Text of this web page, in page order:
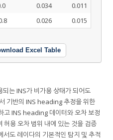
0.034
0.011
0.026 0.015
Excel Table
는 INS가 비가용 상태가 되어도
기반의 INS heading 추정을 위한
고 INS heading 데이터와 오차 보정
허용 오차 범위 내에 있는 것을 검증
도 레이다의 기본적인 탐지 및 추적